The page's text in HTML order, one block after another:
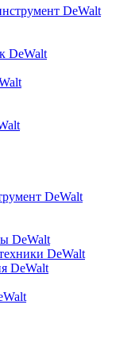
DeWalt
DeWalt
DeWalt
DeWalt
DeWalt
DeWalt